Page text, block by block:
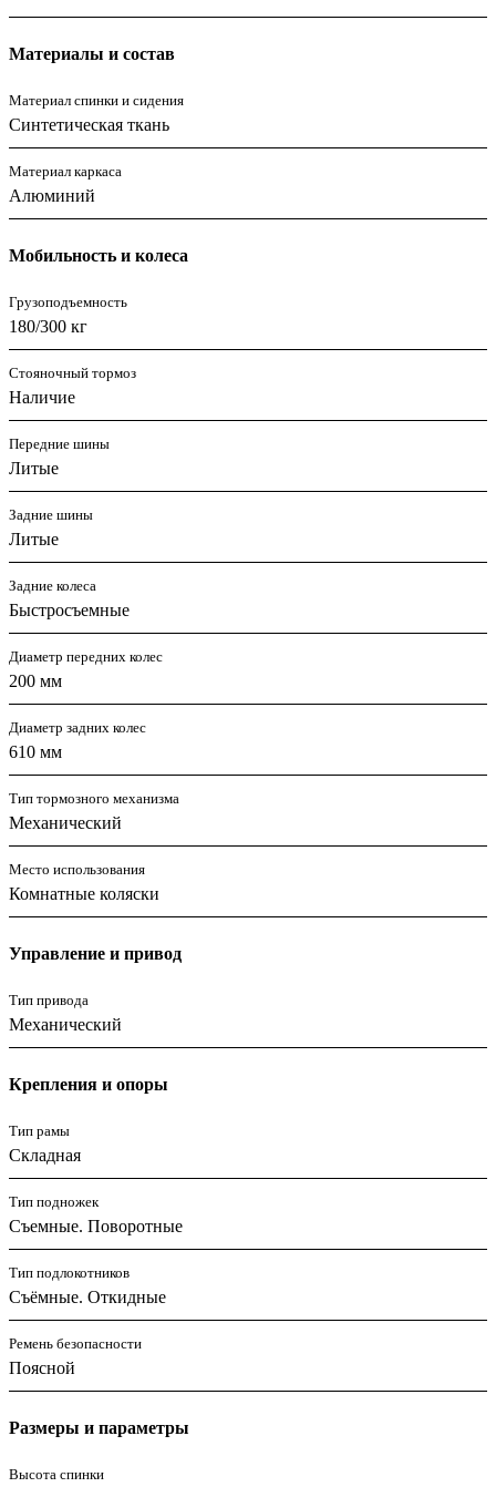
Материалы и состав
Материал спинки и сидения
Синтетическая ткань
Материал каркаса
Алюминий
Мобильность и колеса
Грузоподъемность
180/300 кг
Стояночный тормоз
Наличие
Передние шины
Литые
Задние шины
Литые
Задние колеса
Быстросъемные
Диаметр передних колес
200 мм
Диаметр задних колес
610 мм
Тип тормозного механизма
Механический
Место использования
Комнатные коляски
Управление и привод
Тип привода
Механический
Крепления и опоры
Тип рамы
Складная
Тип подножек
Съемные. Поворотные
Тип подлокотников
Съёмные. Откидные
Ремень безопасности
Поясной
Размеры и параметры
Высота спинки